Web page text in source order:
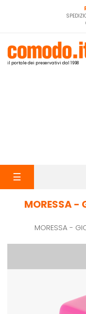
il portale dei preservativi dal 1998
navigazione
☰
MORESSA -
MORESSA -